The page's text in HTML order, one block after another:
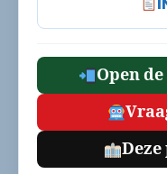
Open